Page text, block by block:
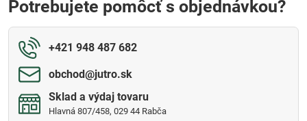
Potrebujete pomôcť s objednávkou?
+421 948 487 682
obchod​@jutro​.sk
Sklad a výdaj tovaru
Hlavná 807/458, 029 44 Rabča